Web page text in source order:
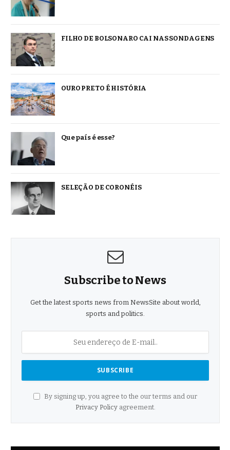
FILHO DE BOLSONARO CAI NAS SONDAGENS
OURO PRETO É HISTÓRIA
Que país é esse?
SELEÇÃO DE CORONÉIS
Subscribe to News
Get the latest sports news from NewsSite about world,
sports and politics.
By signing up, you agree to the our terms and our
Privacy Policyagreement.